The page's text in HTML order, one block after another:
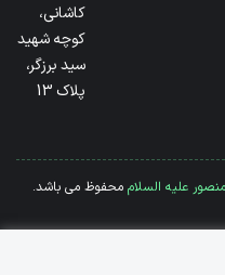
کاشانی،
کوچه شهید
سید برزگر،
پلاک 13
علیه السلاممحفوظ می باشد.